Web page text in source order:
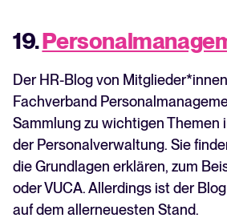
19.
Der HR-Blog von
Fachverband
Sammlung zu wichtigen Themen
der Personalverwaltung. Sie
die Grundlagen erklären, zum
oder VUCA. Allerdings ist der
auf dem allerneuesten Stand.